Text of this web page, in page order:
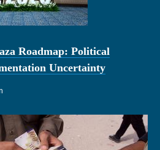
Roadmap: Political
Uncertainty